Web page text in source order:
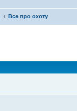
Все про охоту